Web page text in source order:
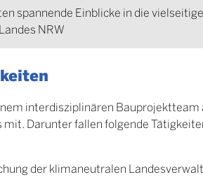
spannende Einblicke in die
NRW
interdisziplinären Bauprojektteam
Darunter fallen folgende
der klimaneutralen